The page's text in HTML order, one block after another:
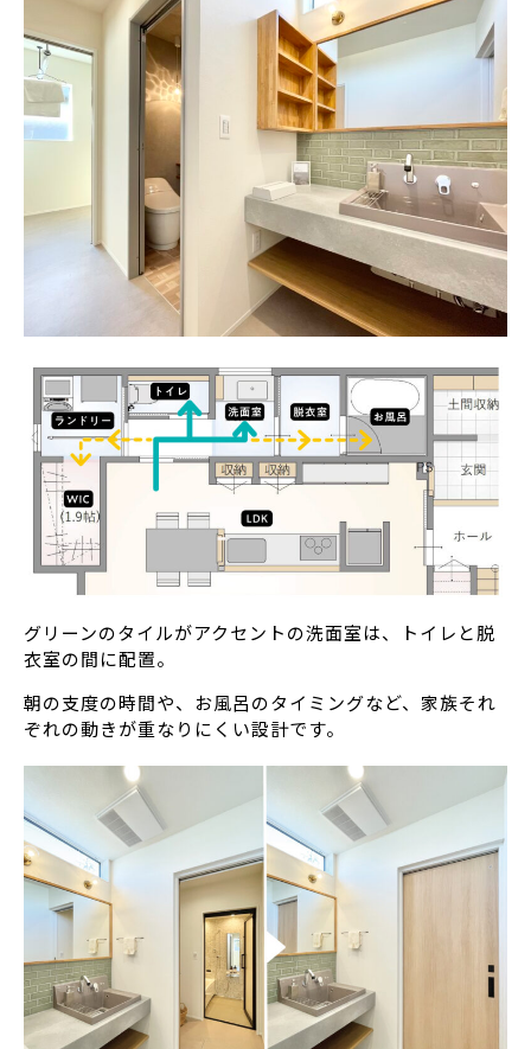
グリーンのタイルがアクセントの洗面室は、トイレと脱
衣室の間に配置。
朝の支度の時間や、お風呂のタイミングなど、家族それ
ぞれの動きが重なりにくい設計です。